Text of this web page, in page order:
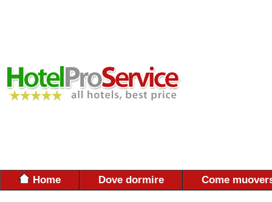
Home Dove dormire Come